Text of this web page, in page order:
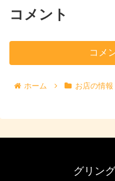
コメント
コメ
ホーム お店の情報
グリン